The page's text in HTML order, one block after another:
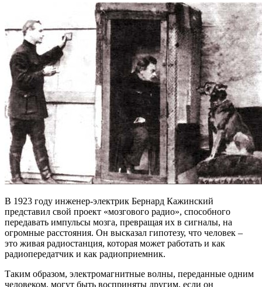
В 1923 году инженер-электрик Бернард Кажинский
представил свой проект «мозгового радио», способного
передавать импульсы мозга, превращая их в сигналы, на
огромные расстояния. Он высказал гипотезу, что человек –
это живая радиостанция, которая может работать и как
радиопередатчик и как радиоприемник.
Таким образом, электромагнитные волны, переданные одним
человеком, могут быть восприняты другим, если он